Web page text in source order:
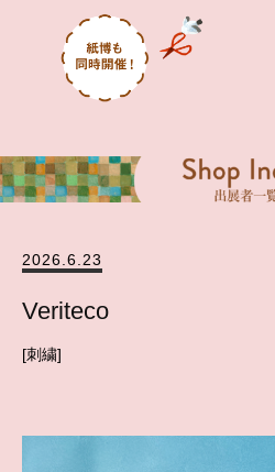
2026.6.23
Veriteco
刺繍